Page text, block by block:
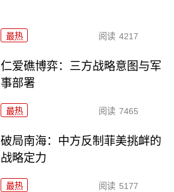
最热 阅读 4217
仁爱礁博弈：三方战略意图与军
事部署
最热 阅读 7465
破局南海：中方反制菲美挑衅的
战略定力
最热 阅读 5177